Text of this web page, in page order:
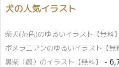
犬の人気イラスト
柴犬(茶色)のゆるいイラスト【無料】
ポメラニアンのゆるいイラスト【無
黒柴（顔）のイラスト【無料】
-